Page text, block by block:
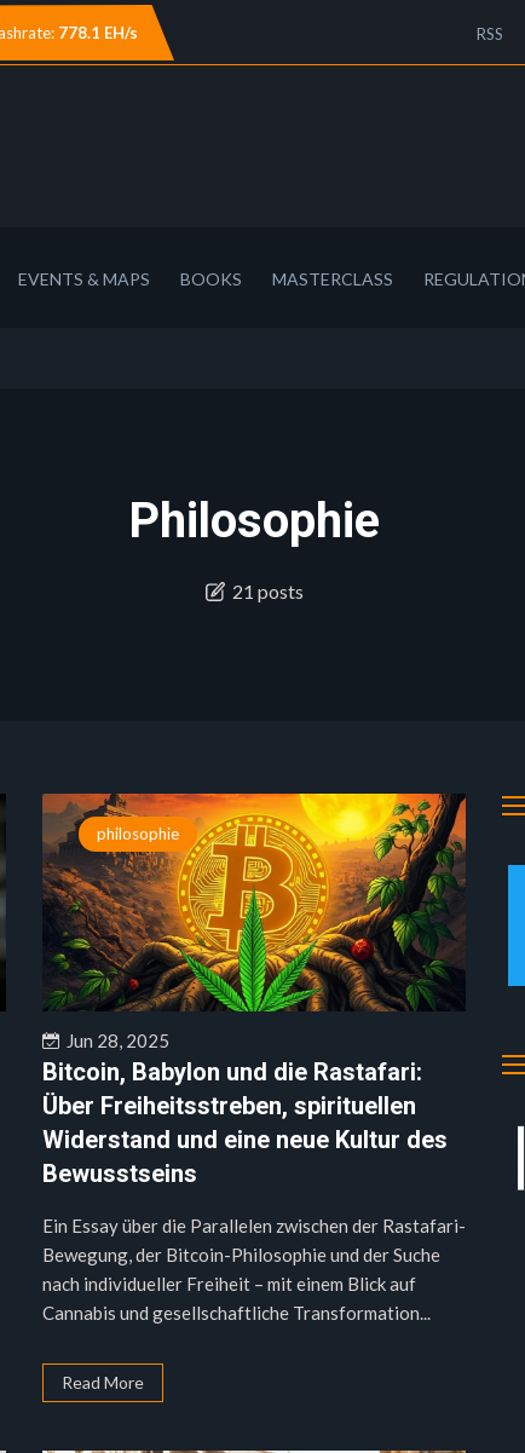
778.1 EH/s RSS
EVENTS & MAPS BOOKS MASTERCLASS
Philosophie
21 posts
philosophie
Jun 28, 2025
Bitcoin, Babylon und die Rastafari:
Über Freiheitsstreben, spirituellen
Widerstand und eine neue Kultur des
Bewusstseins
Ein Essay über die Parallelen zwischen der Rastafari-
Bewegung, der Bitcoin-Philosophie und der Suche
nach individueller Freiheit – mit einem Blick auf
Cannabis und gesellschaftliche Transformation...
Read More